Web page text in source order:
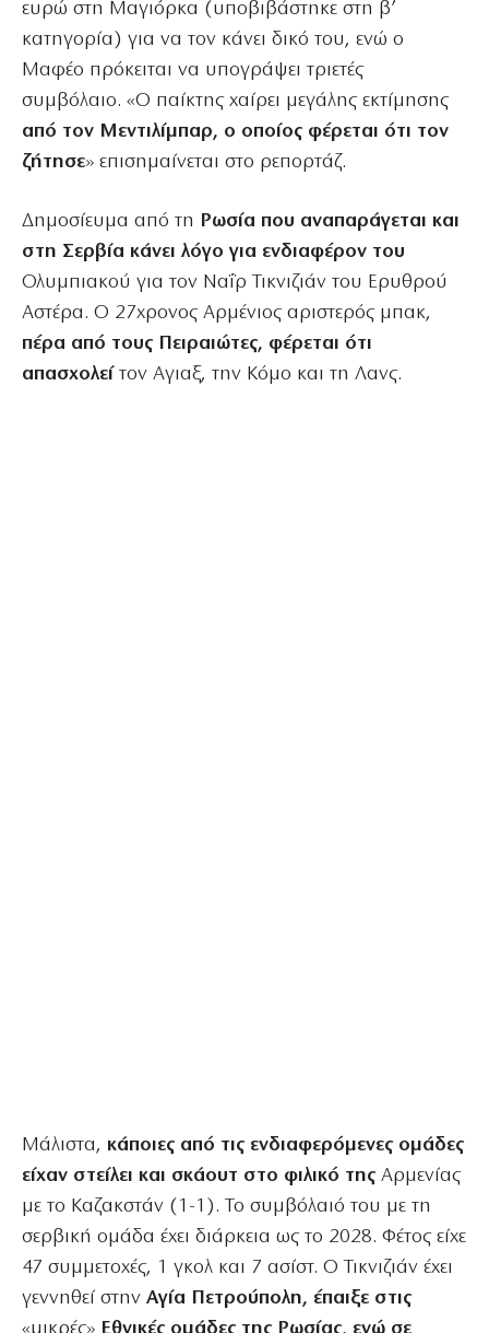
ευρώ στη Μαγιόρκα (υποβιβάστηκε στη β’
κατηγορία) για να τον κάνει δικό του, ενώ ο
Μαφέο πρόκειται να υπογράψει τριετές
συμβόλαιο. «Ο παίκτης χαίρει μεγάλης εκτίμησης
από τον Μεντιλίμπαρ, ο οποίος φέρεται ότι τον
ζήτησε» επισημαίνεται στο ρεπορτάζ.
Δημοσίευμα από τη Ρωσία που αναπαράγεται και
στη Σερβία κάνει λόγο για ενδιαφέρον του
Ολυμπιακού για τον Ναΐρ Τικνιζιάν του Ερυθρού
Αστέρα. Ο 27χρονος Αρμένιος αριστερός μπακ,
πέρα από τους Πειραιώτες, φέρεται ότι
απασχολείτον Αγιαξ, την Κόμο και τη Λανς.
Μάλιστα, κάποιες από τις ενδιαφερόμενες ομάδες
είχαν στείλει και σκάουτ στο φιλικό της Αρμενίας
με το Καζακστάν (1-1). Το συμβόλαιό του με τη
σερβική ομάδα έχει διάρκεια ως το 2028. Φέτος είχε
47 συμμετοχές, 1 γκολ και 7 ασίστ. Ο Τικνιζιάν έχει
γεννηθεί στην Αγία Πετρούπολη, έπαιξε στις